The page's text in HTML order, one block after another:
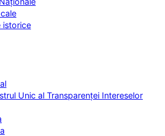
istorice
Unic al Transparenței Intereselor